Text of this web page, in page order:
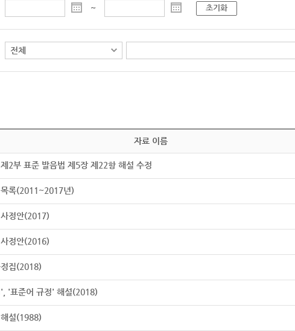
~ 초기화
자료 이름
2부 표준 발음법 제5장 제22항 해설 수정
록(2011~2017년)
정안(2017)
정안(2016)
집(2018)
'표준어 규정' 해설(2018)
설(1988)